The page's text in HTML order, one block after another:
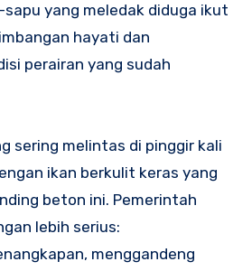
yang meledak diduga ikut
hayati dan
perairan yang sudah
sering melintas di pinggir kali
ikan berkulit keras yang
beton ini. Pemerintah
lebih serius:
menggandeng